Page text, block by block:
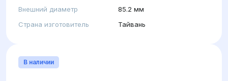
Внешний диаметр
85.2 мм
Страна изготовитель
Тайвань
В наличии